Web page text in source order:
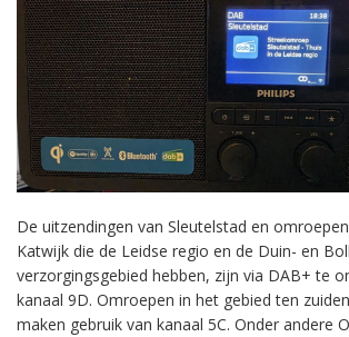
De uitzendingen van Sleutelstad en
Katwijk die de Leidse regio en de Duin- en
verzorgingsgebied hebben, zijn via DAB+ te
kanaal 9D. Omroepen in het gebied ten
maken gebruik van kanaal 5C. Onder andere